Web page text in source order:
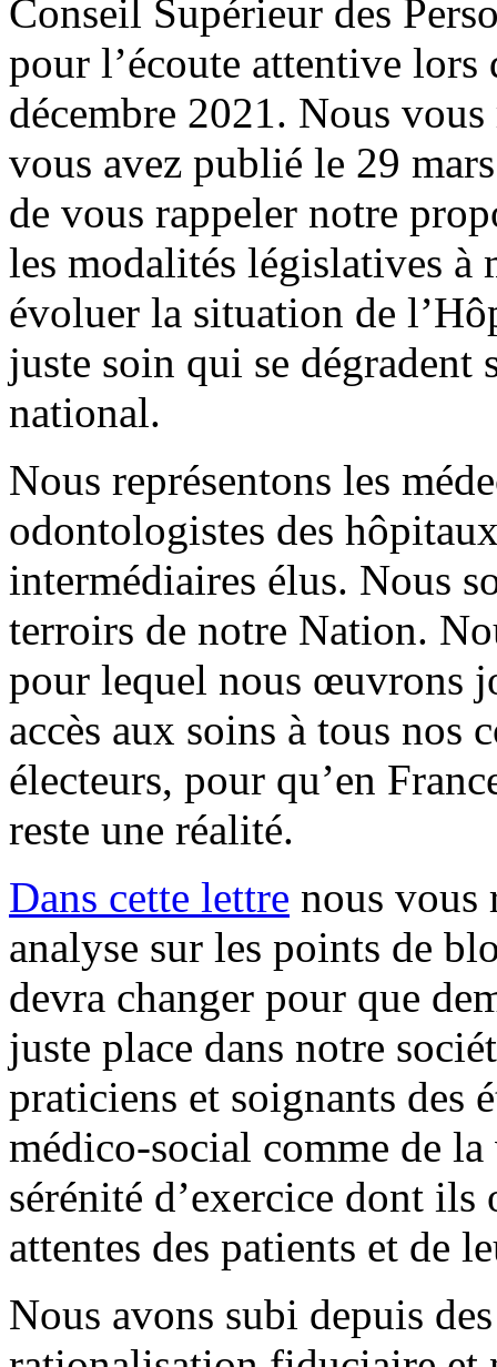
Conseil Supérieur des
pour l’écoute attentive
décembre 2021. Nous
vous avez publié le 29
de vous rappeler notre
les modalités législatives
évoluer la situation de
juste soin qui se dégradent
national.
Nous représentons les
odontologistes des
intermédiaires élus. Nous
terroirs de notre Nation.
pour lequel nous œuvrons
accès aux soins à tous nos
électeurs, pour qu’en
reste une réalité.
Dans cette lettre nous vous
analyse sur les points de
devra changer pour que
juste place dans notre
praticiens et soignants des
médico-social comme de
sérénité d’exercice dont
attentes des patients et de
Nous avons subi depuis